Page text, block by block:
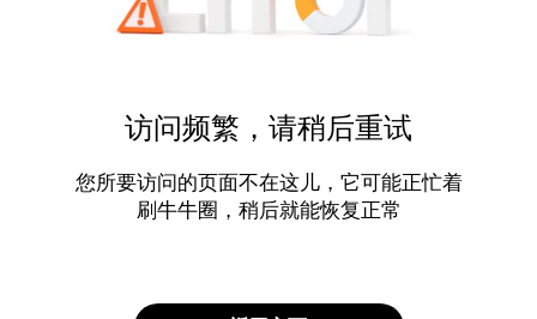
访问频繁，请稍后重试
您所要访问的页面不在这儿，它可能正忙着
刷牛牛圈，稍后就能恢复正常